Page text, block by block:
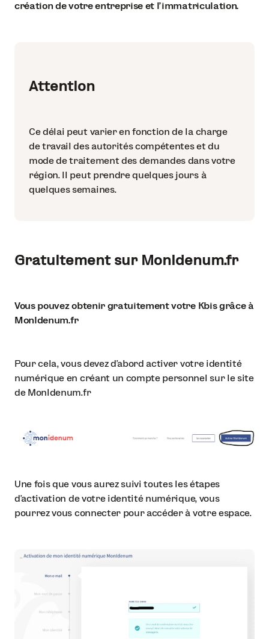
création de votre entreprise et l’immatriculation.
Attention
Ce délai peut varier en fonction de la charge
de travail des autorités compétentes et du
mode de traitement des demandes dans votre
région. Il peut prendre quelques jours à
quelques semaines.
Gratuitement sur MonIdenum.fr
Vous pouvez obtenir gratuitement votre Kbis grâce à
MonIdenum.fr
Pour cela, vous devez d’abord activer votre identité
numérique en créant un compte personnel sur le site
de MonIdenum.fr
Une fois que vous aurez suivi toutes les étapes
d’activation de votre identité numérique, vous
pourrez vous connecter pour accéder à votre espace.